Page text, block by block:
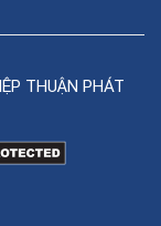
THUẬN PHÁT